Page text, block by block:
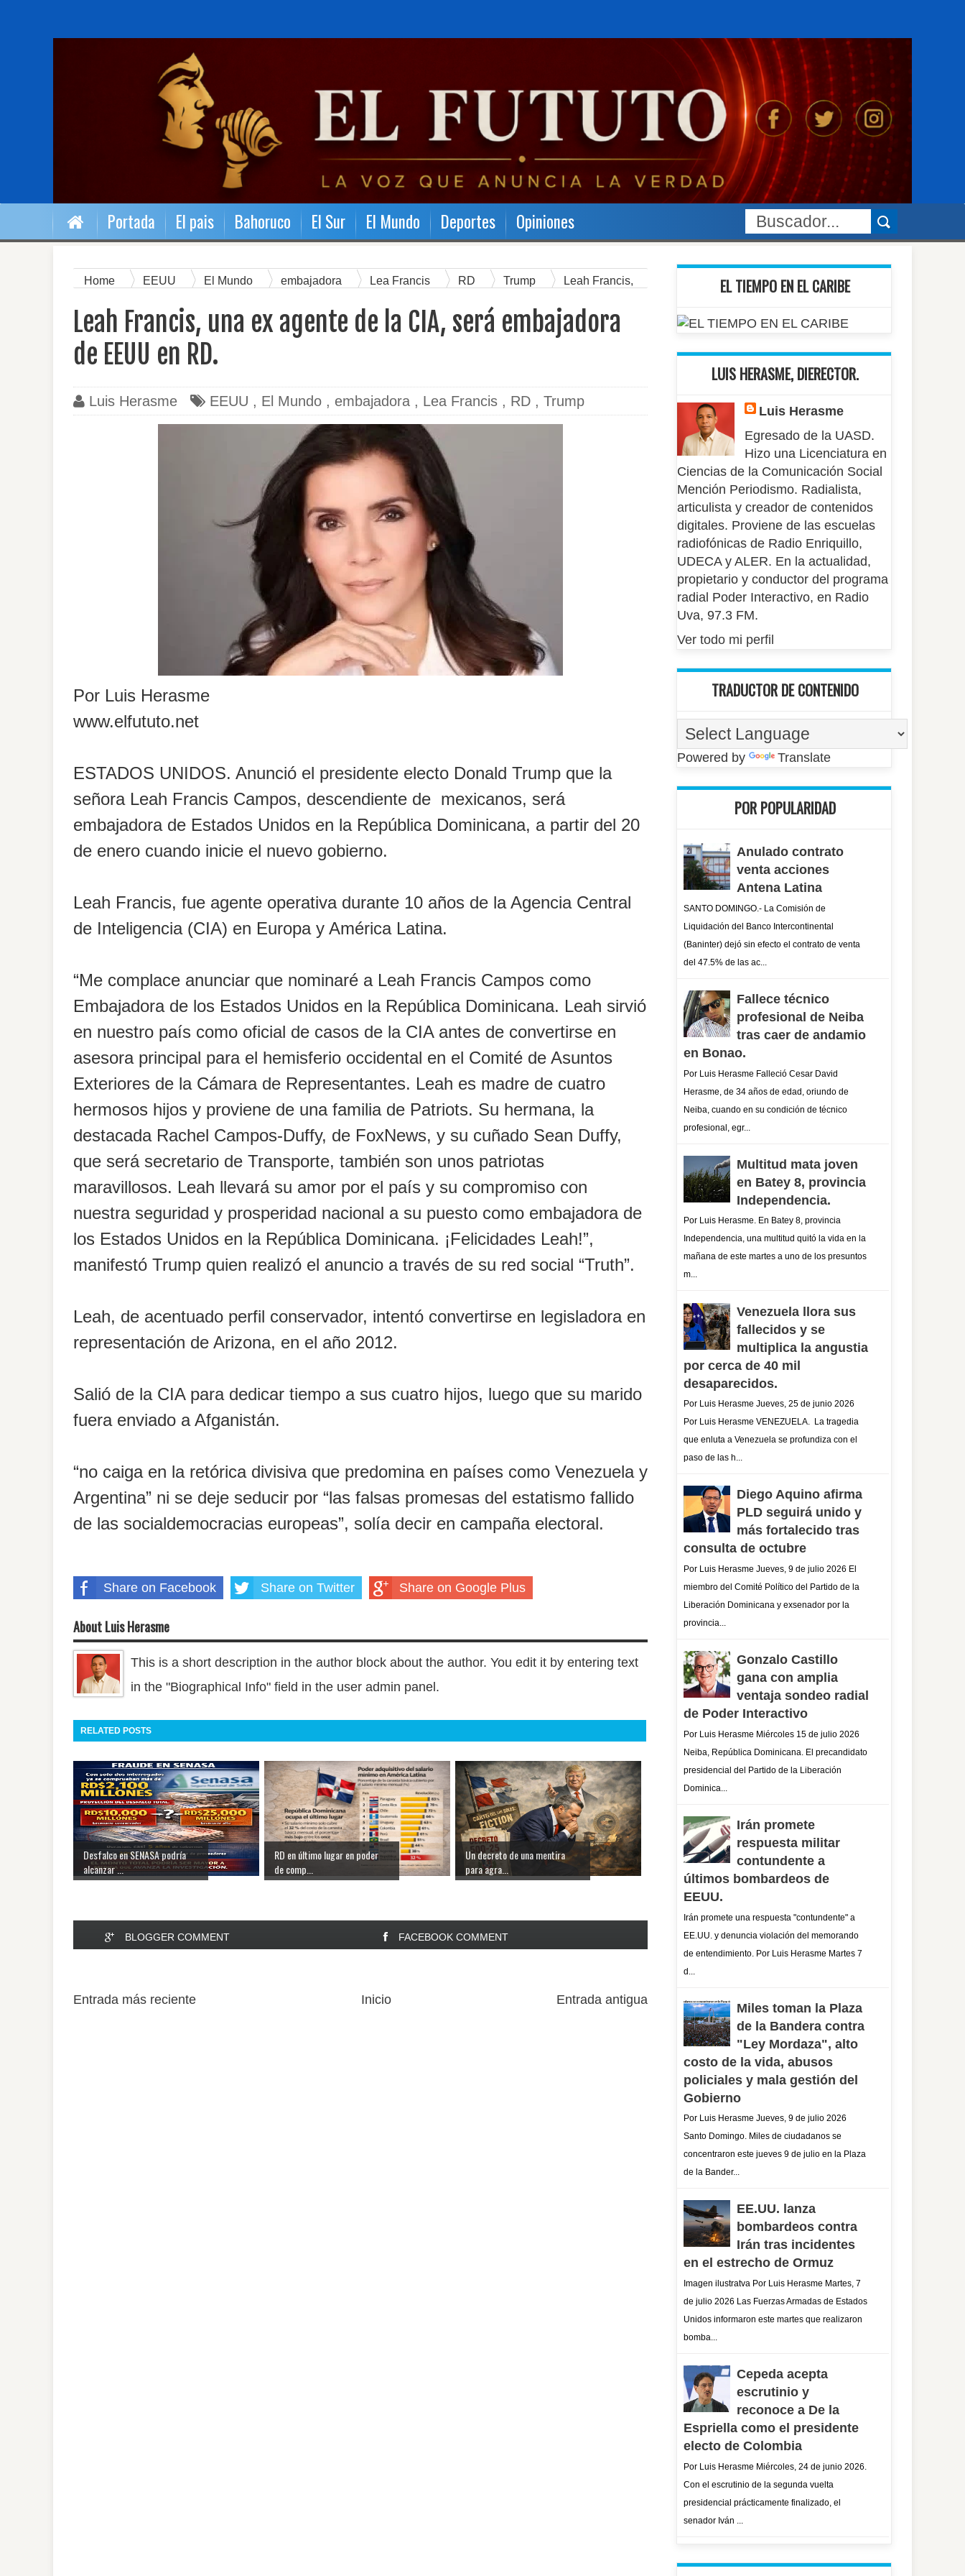
Portada El pais Bahoruco El Sur El Mundo Deportes Opiniones
Home EEUU El Mundo embajadora Lea Francis RD Trump
Leah Francis,
Leah Francis, una ex agente de la CIA, será embajadora
de EEUU en RD.
Luis Herasme EEUU , El Mundo , embajadora , Lea Francis , RD , Trump
Por Luis Herasme
www.elfututo.net
ESTADOS UNIDOS. Anunció el presidente electo Donald Trump que la
señora Leah Francis Campos, descendiente de mexicanos, será
embajadora de Estados Unidos en la República Dominicana, a partir del 20
de enero cuando inicie el nuevo gobierno.
Leah Francis, fue agente operativa durante 10 años de la Agencia Central
de Inteligencia (CIA) en Europa y América Latina.
“Me complace anunciar que nominaré a Leah Francis Campos como
Embajadora de los Estados Unidos en la República Dominicana. Leah sirvió
en nuestro país como oficial de casos de la CIA antes de convertirse en
asesora principal para el hemisferio occidental en el Comité de Asuntos
Exteriores de la Cámara de Representantes. Leah es madre de cuatro
hermosos hijos y proviene de una familia de Patriots. Su hermana, la
destacada Rachel Campos-Duffy, de FoxNews, y su cuñado Sean Duffy,
que será secretario de Transporte, también son unos patriotas
maravillosos. Leah llevará su amor por el país y su compromiso con
nuestra seguridad y prosperidad nacional a su puesto como embajadora de
los Estados Unidos en la República Dominicana. ¡Felicidades Leah!”,
manifestó Trump quien realizó el anuncio a través de su red social “Truth”.
Leah, de acentuado perfil conservador, intentó convertirse en legisladora en
representación de Arizona, en el año 2012.
Salió de la CIA para dedicar tiempo a sus cuatro hijos, luego que su marido
fuera enviado a Afganistán.
“no caiga en la retórica divisiva que predomina en países como Venezuela y
Argentina” ni se deje seducir por “las falsas promesas del estatismo fallido
de las socialdemocracias europeas”, solía decir en campaña electoral.
Share on Facebook Share on Twitter Share on Google Plus
About Luis Herasme
This is a short description in the author block about the author. You edit it by entering text
in the "Biographical Info" field in the user admin panel.
RELATED POSTS
Desfalco en SENASA podría
alcanzar ...
RD en último lugar en poder
de comp...
Un decreto de una mentira
para agra...
BLOGGER COMMENT FACEBOOK COMMENT
Entrada más reciente Entrada antigua
Inicio
EL TIEMPO EN EL CARIBE
LUIS HERASME, DIERECTOR.
Luis Herasme
Egresado de la UASD.
Hizo una Licenciatura en
Ciencias de la Comunicación Social
Mención Periodismo. Radialista,
articulista y creador de contenidos
digitales. Proviene de las escuelas
radiofónicas de Radio Enriquillo,
UDECA y ALER. En la actualidad,
propietario y conductor del programa
radial Poder Interactivo, en Radio
Uva, 97.3 FM.
Ver todo mi perfil
TRADUCTOR DE CONTENIDO
Powered by Translate
POR POPULARIDAD
Anulado contrato
venta acciones
Antena Latina
SANTO DOMINGO.- La Comisión de
Liquidación del Banco Intercontinental
(Baninter) dejó sin efecto el contrato de venta
del 47.5% de las ac...
Fallece técnico
profesional de Neiba
tras caer de andamio
en Bonao.
Por Luis Herasme Falleció Cesar David
Herasme, de 34 años de edad, oriundo de
Neiba, cuando en su condición de técnico
profesional, egr...
Multitud mata joven
en Batey 8, provincia
Independencia.
Por Luis Herasme. En Batey 8, provincia
Independencia, una multitud quitó la vida en la
mañana de este martes a uno de los presuntos
m...
Venezuela llora sus
fallecidos y se
multiplica la angustia
por cerca de 40 mil
desaparecidos.
Por Luis Herasme Jueves, 25 de junio 2026
Por Luis Herasme VENEZUELA. La tragedia
que enluta a Venezuela se profundiza con el
paso de las h...
Diego Aquino afirma
PLD seguirá unido y
más fortalecido tras
consulta de octubre
Por Luis Herasme Jueves, 9 de julio 2026 El
miembro del Comité Político del Partido de la
Liberación Dominicana y exsenador por la
provincia...
Gonzalo Castillo
gana con amplia
ventaja sondeo radial
de Poder Interactivo
Por Luis Herasme Miércoles 15 de julio 2026
Neiba, República Dominicana. El precandidato
presidencial del Partido de la Liberación
Dominica...
Irán promete
respuesta militar
contundente a
últimos bombardeos de
EEUU.
Irán promete una respuesta "contundente" a
EE.UU. y denuncia violación del memorando
de entendimiento. Por Luis Herasme Martes 7
d...
Miles toman la Plaza
de la Bandera contra
"Ley Mordaza", alto
costo de la vida, abusos
policiales y mala gestión del
Gobierno
Por Luis Herasme Jueves, 9 de julio 2026
Santo Domingo. Miles de ciudadanos se
concentraron este jueves 9 de julio en la Plaza
de la Bander...
EE.UU. lanza
bombardeos contra
Irán tras incidentes
en el estrecho de Ormuz
Imagen ilustratva Por Luis Herasme Martes, 7
de julio 2026 Las Fuerzas Armadas de Estados
Unidos informaron este martes que realizaron
bomba...
Cepeda acepta
escrutinio y
reconoce a De la
Espriella como el presidente
electo de Colombia
Por Luis Herasme Miércoles, 24 de junio 2026.
Con el escrutinio de la segunda vuelta
presidencial prácticamente finalizado, el
senador Iván ...